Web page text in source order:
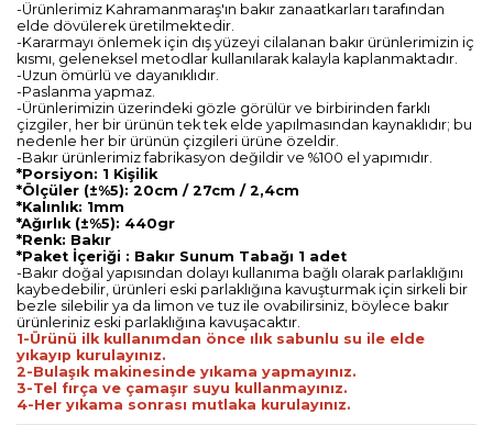
-Ürünlerimiz Kahramanmaraş'ın bakır zanaatkarları tarafından
elde dövülerek üretilmektedir.
-Kararmayı önlemek için dış yüzeyi cilalanan bakır ürünlerimizin iç
kısmı, geleneksel metodlar kullanılarak kalayla kaplanmaktadır.
-Uzun ömürlü ve dayanıklıdır.
-Paslanma yapmaz.
-Ürünlerimizin üzerindeki gözle görülür ve birbirinden farklı
çizgiler, her bir ürünün tek tek elde yapılmasından kaynaklıdır; bu
nedenle her bir ürünün çizgileri ürüne özeldir.
-Bakır ürünlerimiz fabrikasyon değildir ve %100 el yapımıdır.
*Porsiyon: 1 Kişilik
*Ölçüler (±%5): 20cm / 27cm / 2,4cm
*Kalınlık: 1mm
*Ağırlık (±%5): 440gr
*Renk: Bakır
*Paket İçeriği : Bakır Sunum Tabağı 1 adet
-Bakır doğal yapısından dolayı kullanıma bağlı olarak parlaklığını
kaybedebilir, ürünleri eski parlaklığına kavuşturmak için sirkeli bir
bezle silebilir ya da limon ve tuz ile ovabilirsiniz, böylece bakır
ürünleriniz eski parlaklığına kavuşacaktır.
1-Ürünü ilk kullanımdan önce ılık sabunlu su ile elde
yıkayıp kurulayınız.
2-Bulaşık makinesinde yıkama yapmayınız.
3-Tel fırça ve çamaşır suyu kullanmayınız.
4-Her yıkama sonrası mutlaka kurulayınız.